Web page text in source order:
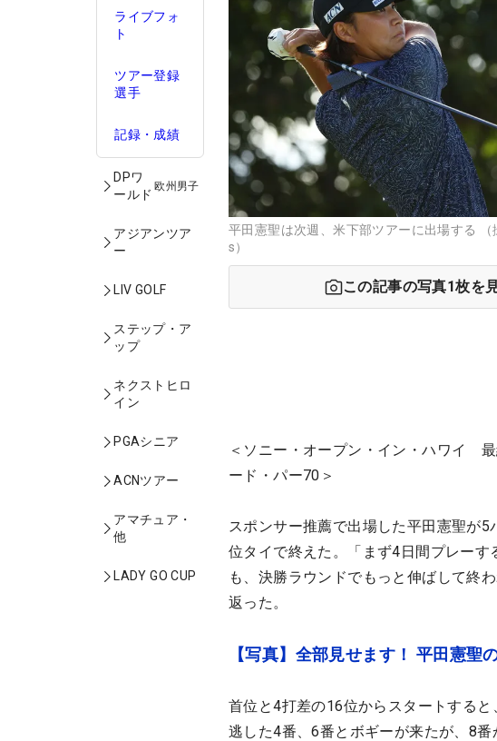
ライブフォ
ト
ツアー登録
選手
記録・成績
DPワ
ールド
欧州男子
アジアンツア
ー
LIV GOLF
ステップ・ア
ップ
ネクストヒロ
イン
PGAシニア
ACNツアー
アマチュア・
他
LADY GO CUP
平田憲聖は次週、米下部ツアーに出場する
s）
この記事の写真1枚を
＜ソニー・オープン・イン・ハワイ
ード・パー70＞
スポンサー推薦で出場した平田憲聖が
位タイで終えた。「まず4日間プレー
も、決勝ラウンドでもっと伸ばして終
返った。
【写真】全部見せます！ 平田憲聖
首位と4打差の16位からスタートする
逃した4番、6番とボギーが来たが、8番